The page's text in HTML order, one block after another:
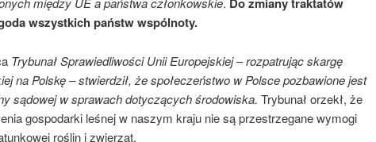
wszystkich państw wspólnoty.
Trybunał Sprawiedliwości Unii Europejskiej – rozpatrując skargę
na Polskę – stwierdził, że społeczeństwo w Polsce pozbawione jest
sądowej w sprawach dotyczących środowiska. Trybunał orzekł, że
gospodarki leśnej w naszym kraju nie są przestrzegane wymogi
roślin i zwierząt.